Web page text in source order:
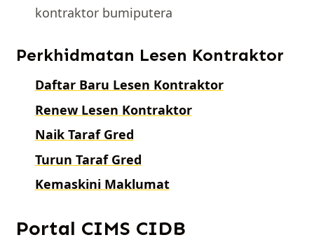
kontraktor bumiputera
Perkhidmatan Lesen Kontraktor
Daftar Baru Lesen Kontraktor
Renew Lesen Kontraktor
Naik Taraf Gred
Turun Taraf Gred
Kemaskini Maklumat
Portal CIMS CIDB